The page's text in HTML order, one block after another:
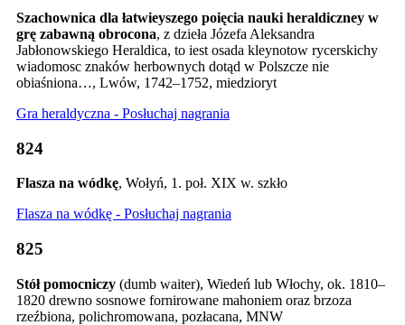
Szachownica dla łatwieyszego poięcia nauki heraldiczney w
grę zabawną obrocona, z dzieła Józefa Aleksandra
Jabłonowskiego Heraldica, to iest osada kleynotow rycerskichy
wiadomosc znaków herbownych dotąd w Polszcze nie
obiaśniona…, Lwów, 1742–1752, miedzioryt
Gra heraldyczna - Posłuchaj nagrania
824
Flasza na wódkę, Wołyń, 1. poł. XIX w. szkło
Flasza na wódkę - Posłuchaj nagrania
825
Stół pomocniczy (dumb waiter), Wiedeń lub Włochy, ok. 1810–
1820 drewno sosnowe fornirowane mahoniem oraz brzoza
rzeźbiona, polichromowana, pozłacana, MNW